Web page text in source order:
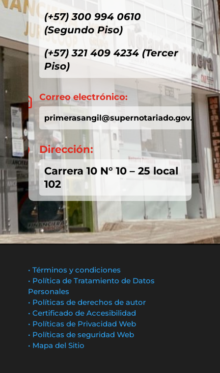
(+57) 300 994 0610
(Segundo Piso)
(+57) 321 409 4234 (Tercer
Piso)
 Correo electrónico:
primerasangil@supernotariado.gov.co

Dirección:
Carrera 10 N° 10 – 25 local
102
• Términos y condiciones
• Política de Tratamiento de Datos
Personales
• Políticas de derechos de autor
• Certificado de Accesibilidad
• Políticas de Privacidad Web
• Políticas de seguridad Web
• Mapa del Sitio